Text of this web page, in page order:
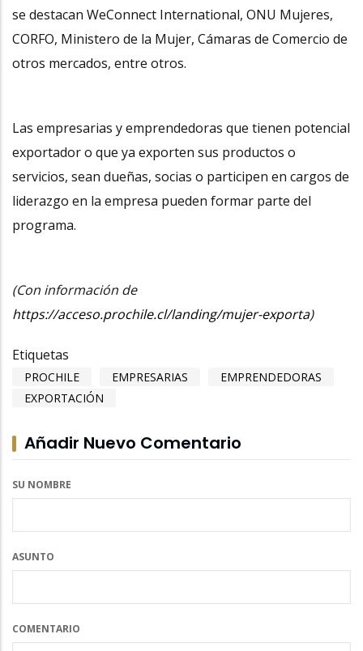
se destacan WeConnect International, ONU Mujeres,
CORFO, Ministero de la Mujer, Cámaras de Comercio de
otros mercados, entre otros.
Las empresarias y emprendedoras que tienen potencial
exportador o que ya exporten sus productos o
servicios, sean dueñas, socias o participen en cargos de
liderazgo en la empresa pueden formar parte del
programa.
(Con información de
https://acceso.prochile.cl/landing/mujer-exporta)
Etiquetas
PROCHILE EMPRESARIAS
EMPRENDEDORAS
EXPORTACIÓN
Añadir Nuevo Comentario
SU NOMBRE
ASUNTO
COMENTARIO